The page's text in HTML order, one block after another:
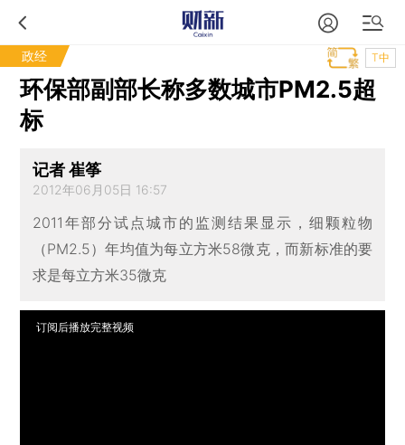
政经 T中
环保部副部长称多数城市PM2.5超
标
记者 崔筝
2012年06月05日 16:57
2011年部分试点城市的监测结果显示，细颗粒物
（PM2.5）年均值为每立方米58微克，而新标准的要
求是每立方米35微克
订阅后播放完整视频